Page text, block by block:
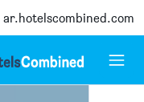
ar.hotelscombined.com